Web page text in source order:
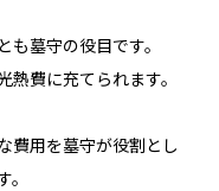
も墓守の役目です。
熱費に充てられます。
費用を墓守が役割とし
。